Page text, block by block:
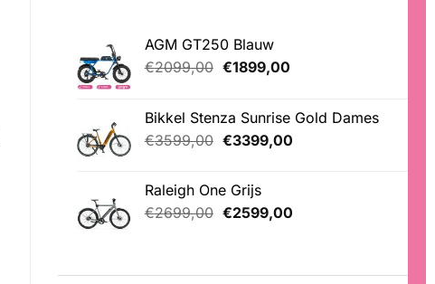
AGM GT250 Blauw
€2099,00 Oorspronkelijke
€2099,00.
€1899,00Huidige
€1899,00.
Bikkel Stenza Sunrise Gold Dames
€3599,00 Oorspronkelijke
€3599,00.
€3399,00Huidige
Raleigh One Grijs
€2699,00 Oorspronkelijke
€2599,00Huidige